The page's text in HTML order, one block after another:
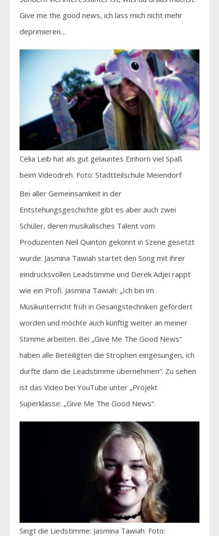
Give me the good news, ich lass mich nicht mehr
deprimieren…
Celia Leib hat als gut gelauntes Einhorn viel Spaß
beim Videodreh. Foto: Stadtteilschule Meiendorf
Bei aller Gemeinsamkeit in der
Entstehungsgeschichte gibt es aber auch zwei
Schüler, deren musikalisches Talent vom
Produzenten Neil Quinton gekonnt in Szene gesetzt
wurde: Jasmina Tawiah startet den Song mit ihrer
eindrucksvollen Leadstimme und Derek Adjei rappt
wie ein Profi. Jasmina Tawiah: „Ich bin im
Musikunterricht früh in Gesangstechniken gefördert
worden und möchte auch künftig weiter an meiner
Stimme arbeiten. Bei „Give Me The Good News“
haben alle Beteiligten die Strophen eingesungen, ich
durfte dann die Leadstimme übernehmen“. Zu sehen
ist das Video bei YouTube unter „Projekt
Superklasse: „Give Me The Good News“.
Singt die Liedstimme: Jasmina Tawiah. Foto: